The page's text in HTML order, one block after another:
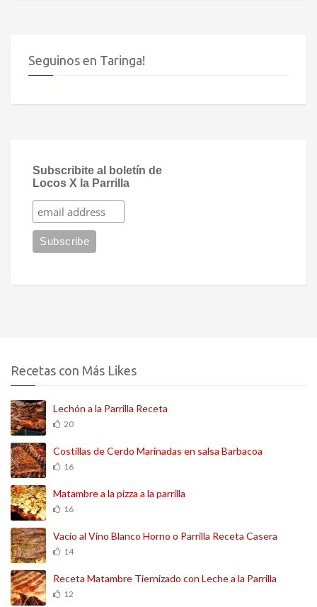
Seguinos en Taringa!
Subscribite al boletín de
Locos X la Parrilla
Recetas con Más Likes
Lechón a la Parrilla Receta
20
Costillas de Cerdo Marinadas en salsa Barbacoa
16
Matambre a la pizza a la parrilla
16
Vacío al Vino Blanco Horno o Parrilla Receta Casera
14
Receta Matambre Tiernizado con Leche a la Parrilla
12